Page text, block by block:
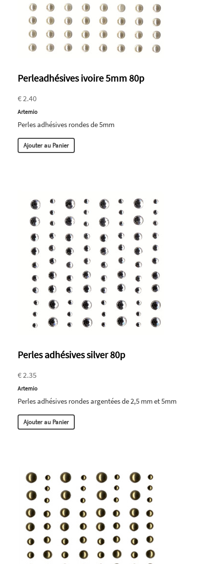
Perleadhésives ivoire 5mm 80p
€ 2.40
Artemio
Perles adhésives rondes de 5mm
Ajouter au Panier
Perles adhésives silver 80p
€ 2.35
Artemio
Perles adhésives rondes argentées de 2,5 mm et 5mm
Ajouter au Panier